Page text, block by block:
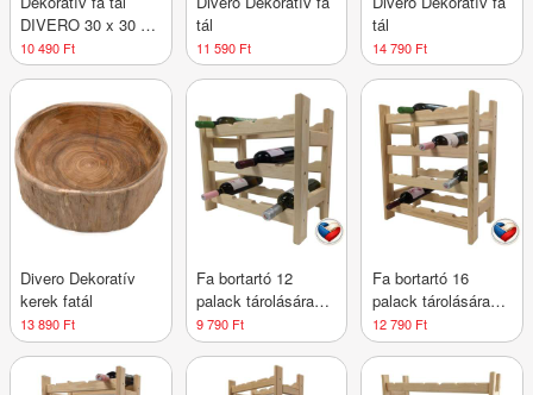
DIVERO 30 x 30 x
8 cm
10 490 Ft
tál
11 590 Ft
tál
14 790 Ft
Divero Dekoratív
kerek fatál
13 890 Ft
Fa bortartó 12
palack tárolására
44×45×25 cm cseh
gyártmány
9 790 Ft
Fa bortartó 16
palack tárolására
44×60×25 cm cseh
gyártmány
12 790 Ft